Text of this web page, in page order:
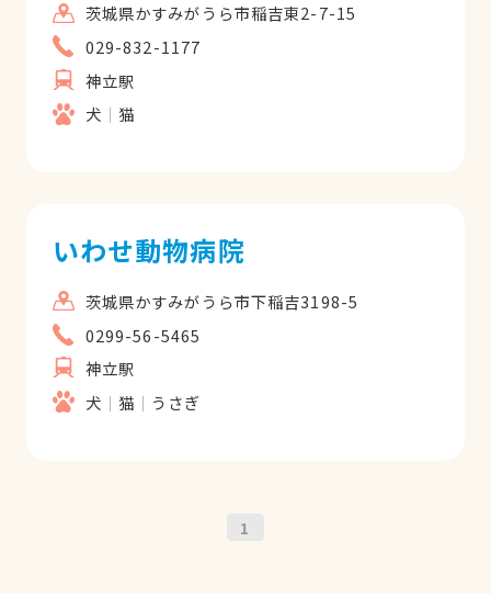
茨城県かすみがうら市稲吉東2-7-15
029-832-1177
神立駅
犬
猫
いわせ動物病院
茨城県かすみがうら市下稲吉3198-5
0299-56-5465
神立駅
犬
猫 うさぎ
1